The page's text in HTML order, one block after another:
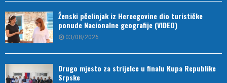
Ženski pčelinjak iz Hercegovine dio turističke
ponude Nacionalne geografije (VIDEO)
03/08/2026
Drugo mjesto za strijelce u finalu Kupa Republike
Srpske